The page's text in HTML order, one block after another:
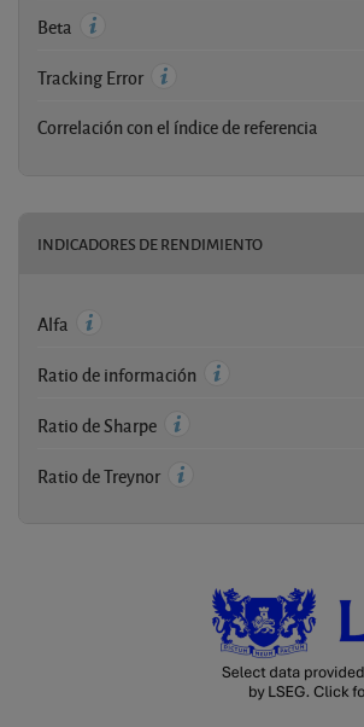
Beta
Tracking Error
Correlación con el índice de referencia
INDICADORES DE RENDIMIENTO
Alfa
Ratio de información
Ratio de Sharpe
Ratio de Treynor